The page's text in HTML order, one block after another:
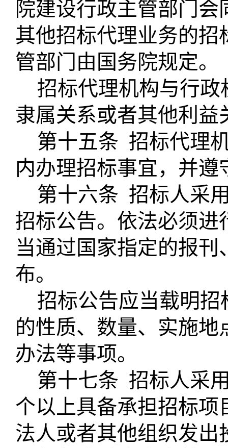
院建设行政主管部门
其他招标代理业务的
管部门由国务院规定。
招标代理机构与行
隶属关系或者其他利益
第十五条 招标代理
内办理招标事宜，并
第十六条 招标人采
招标公告。依法必须
当通过国家指定的报
布。
招标公告应当载明
的性质、数量、实施
办法等事项。
第十七条 招标人采
个以上具备承担招标
法人或者其他组织发出